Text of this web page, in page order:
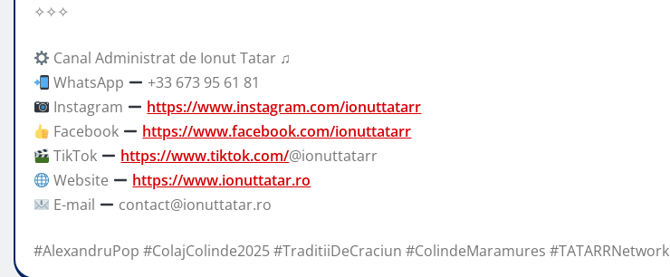
✧✧✧
Canal Administrat de Ionut Tatar ♫
WhatsApp
+33 673 95 61 81
Instagram
https://www.instagram.com/ionuttatarr
Facebook
https://www.facebook.com/ionuttatarr
TikTok
https://www.tiktok.com/@ionuttatarr
Website
https://www.ionuttatar.ro
E-mail
contact@ionuttatar.ro
#AlexandruPop #ColajColinde2025 #TraditiiDeCraciun #ColindeMaramures #TATARRNetwork